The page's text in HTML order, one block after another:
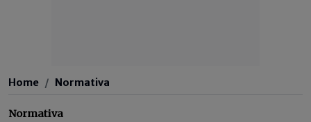
Home Normativa
Normativa